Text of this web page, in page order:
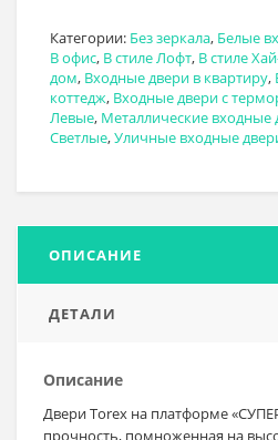
Категории: Без зеркала, Белые
В офис, В стиле Лофт, В стиле
дом, Входные двери в квартиру,
коттедж, Входные двери с
Левые, Металлические входные
Светлые,Уличные входные
ОПИСАНИЕ
ДЕТАЛИ
Описание
Двери Torex на платформе
прочность, помноженная на